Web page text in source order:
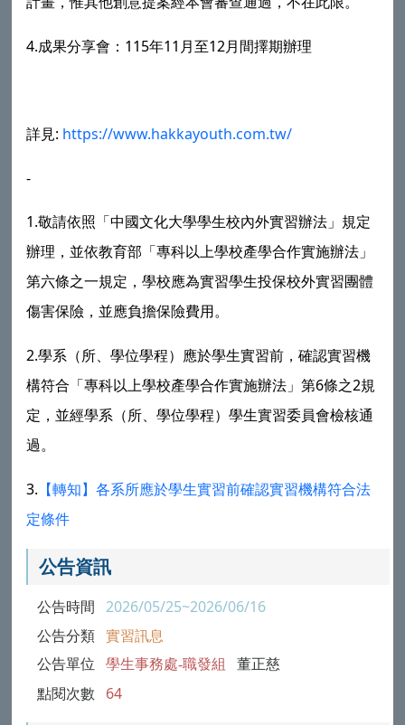
4.成果分享會： 115年11 月至12月間擇期辦理
詳見: https://www.hakkayouth.com.tw/
-
1.敬請依照「中國文化大學學生校內外實習辦法」規定
辦理，並依教育部「專科以上學校產學合作實施辦法」
第六條之一規定，學校應為實習學生投保校外實習團體
傷害保險，並應負擔保險費用。
2.學系（所、學位學程）應於學生實習前，確認實習機
構符合「專科以上學校產學合作實施辦法」第6條之2規
定，並經學系（所、學位學程）學生實習委員會檢核通
過。
3. 【轉知】各系所應於學生實習前確認實習機構符合法
定條件
公告資訊
公告時間 2026/05/25~2026/06/16
公告分類 實習訊息
公告單位 學生事務處-職發組 董正慈
點閱次數 64